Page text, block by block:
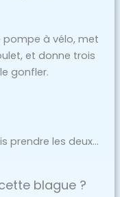
pompe à vélo, met
et donne trois
gonfler.
prendre les deux…
blague ?